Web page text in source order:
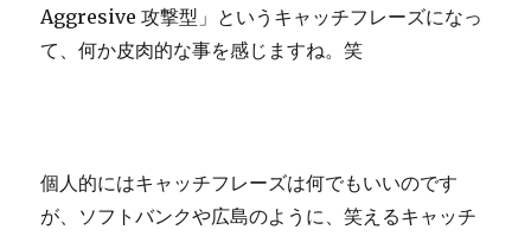
Aggresive 攻撃型」というキャッチフレーズになっ
て、何か皮肉的な事を感じますね。笑
個人的にはキャッチフレーズは何でもいいのです
が、ソフトバンクや広島のように、笑えるキャッチ